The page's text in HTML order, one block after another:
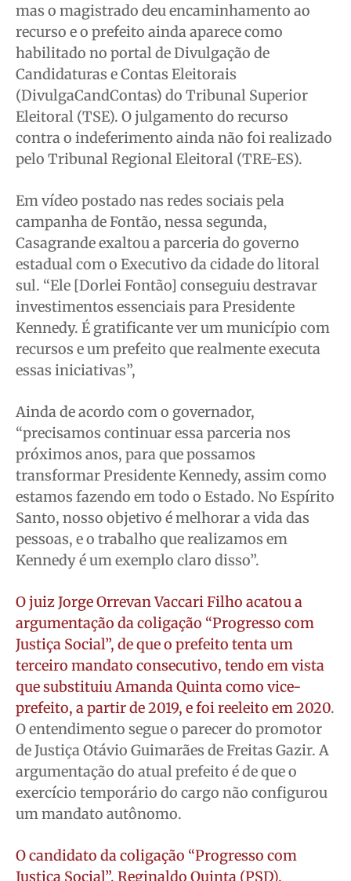
mas o magistrado deu encaminhamento ao
recurso e o prefeito ainda aparece como
habilitado no portal de Divulgação de
Candidaturas e Contas Eleitorais
(DivulgaCandContas) do Tribunal Superior
Eleitoral (TSE). O julgamento do recurso
contra o indeferimento ainda não foi realizado
pelo Tribunal Regional Eleitoral (TRE-ES).
Em vídeo postado nas redes sociais pela
campanha de Fontão, nessa segunda,
Casagrande exaltou a parceria do governo
estadual com o Executivo da cidade do litoral
sul. “Ele [Dorlei Fontão] conseguiu destravar
investimentos essenciais para Presidente
Kennedy. É gratificante ver um município com
recursos e um prefeito que realmente executa
essas iniciativas”,
Ainda de acordo com o governador,
“precisamos continuar essa parceria nos
próximos anos, para que possamos
transformar Presidente Kennedy, assim como
estamos fazendo em todo o Estado. No Espírito
Santo, nosso objetivo é melhorar a vida das
pessoas, e o trabalho que realizamos em
Kennedy é um exemplo claro disso”.
O juiz Jorge Orrevan Vaccari Filho acatou a
argumentação da coligação “Progresso com
Justiça Social”, de que o prefeito tenta um
terceiro mandato consecutivo, tendo em vista
que substituiu Amanda Quinta como vice-
prefeito, a partir de 2019, e foi reeleito em 2020.
O entendimento segue o parecer do promotor
de Justiça Otávio Guimarães de Freitas Gazir. A
argumentação do atual prefeito é de que o
exercício temporário do cargo não configurou
um mandato autônomo.
O candidato da coligação “Progresso com
Justiça Social”, Reginaldo Quinta (PSD),